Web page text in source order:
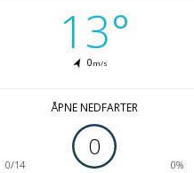
13°
0m/s
ÅPNE NEDFARTER
0
0/14 0%